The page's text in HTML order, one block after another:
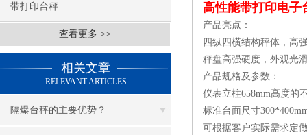
带打印台秤
查看更多 >>
相关文章
RELEVANT ARTICLES
隔爆台秤的主要优势？
高性能带打印电子
产品亮点：
四纵四横结构秤体，高
秤盘高强硬度，外观光
产品规格及参数：
仪表立柱658mm高度的
标准台面尺寸
可根据客户实际需求定